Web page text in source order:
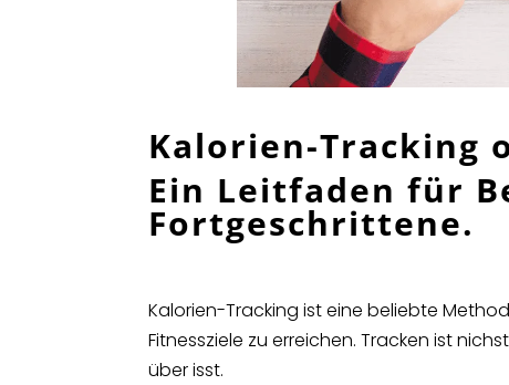
Kalorien-Tracking
Ein Leitfaden für
Fortgeschrittene.
Kalorien-Tracking ist eine beliebte
Fitnessziele zu erreichen.Tracken ist
über isst.